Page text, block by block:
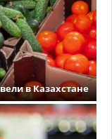
в Казахстане